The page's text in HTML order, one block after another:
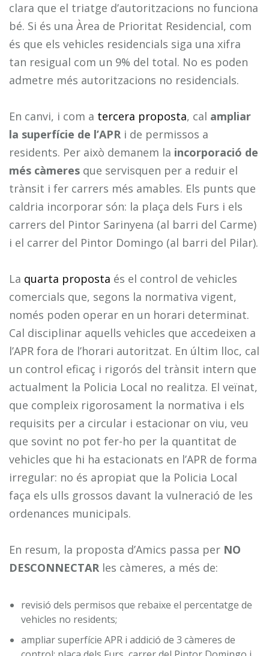
clara que el triatge d’autoritzacions no funciona
bé. Si és una Àrea de Prioritat Residencial, com
és que els vehicles residencials siga una xifra
tan resigual com un 9% del total. No es poden
admetre més autoritzacions no residencials.
En canvi, i com a tercera proposta, cal ampliar
la superfície de l’APR i de permissos a
residents. Per això demanem la incorporació de
més càmeres que servisquen per a reduir el
trànsit i fer carrers més amables. Els punts que
caldria incorporar són: la plaça dels Furs i els
carrers del Pintor Sarinyena (al barri del Carme)
i el carrer del Pintor Domingo (al barri del Pilar).
La quarta proposta és el control de vehicles
comercials que, segons la normativa vigent,
només poden operar en un horari determinat.
Cal disciplinar aquells vehicles que accedeixen a
l’APR fora de l’horari autoritzat. En últim lloc, cal
un control eficaç i rigorós del trànsit intern que
actualment la Policia Local no realitza. El veïnat,
que compleix rigorosament la normativa i els
requisits per a circular i estacionar on viu, veu
que sovint no pot fer-ho per la quantitat de
vehicles que hi ha estacionats en l’APR de forma
irregular: no és apropiat que la Policia Local
faça els ulls grossos davant la vulneració de les
ordenances municipals.
En resum, la proposta d’Amics passa per NO
DESCONNECTAR les càmeres, a més de:
revisió dels permisos que rebaixe el percentatge de
vehicles no residents;
ampliar superfície APR i addició de 3 càmeres de